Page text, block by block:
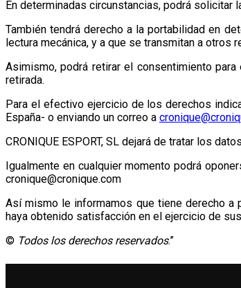
En determinadas circunstancias, podrá
También tendrá derecho a la portabilidad en
lectura mecánica, y a que se transmitan a
Asimismo, podrá retirar el consentimiento
retirada.
Para el efectivo ejercicio de los derechos
España- o enviando un correo a
CRONIQUE ESPORT, SL dejará de tratar los
Igualmente en cualquier momento podrá
cronique@cronique.com
Así mismo le informamos que tiene derecho a
haya obtenido satisfacción en el ejercicio de
© Todos los derechos reservados.”